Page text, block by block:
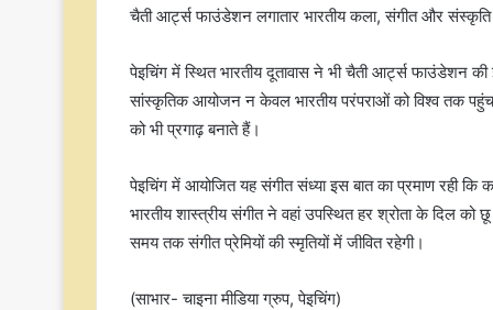
चैती आर्ट्स फाउंडेशन लगातार भारतीय कला, संगीत और संस्कृति
पेइचिंग में स्थित भारतीय दूतावास ने भी चैती आर्ट्स फाउंडेशन
सांस्कृतिक आयोजन न केवल भारतीय परंपराओं को विश्व तक
को भी प्रगाढ़ बनाते हैं।
पेइचिंग में आयोजित यह संगीत संध्या इस बात का प्रमाण रही
भारतीय शास्त्रीय संगीत ने वहां उपस्थित हर श्रोता के दिल
समय तक संगीत प्रेमियों की स्मृतियों में जीवित रहेगी।
(साभार- चाइना मीडिया ग्रुप, पेइचिंग)